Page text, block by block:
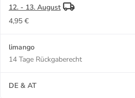
12. - 13. August
4,95 €
limango
14 Tage Rückgaberecht
DE & AT